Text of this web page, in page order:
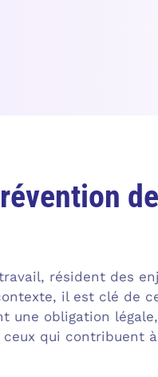
résident des
il est clé de
une obligation
qui contribuent